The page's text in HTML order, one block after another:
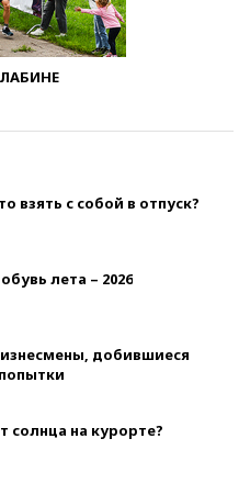
взять с собой в отпуск?
лета – 2026
добившиеся
солнца на курорте?